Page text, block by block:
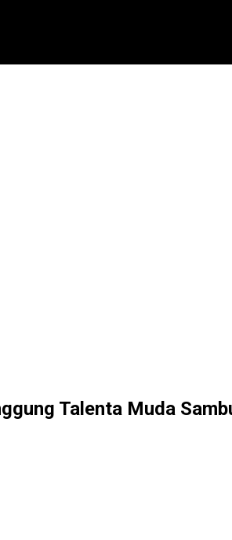
Talenta Muda